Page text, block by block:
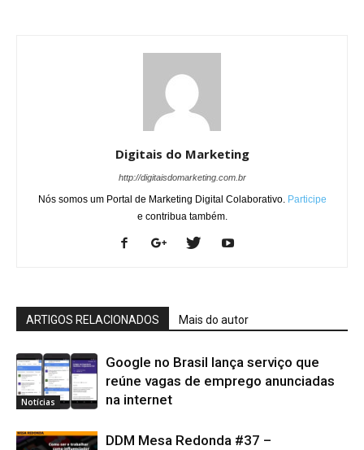
Digitais do Marketing
http://digitaisdomarketing.com.br
Nós somos um Portal de Marketing Digital Colaborativo. Participe
e contribua também.
ARTIGOS RELACIONADOS Mais do autor
Notícias
Google no Brasil lança serviço que
reúne vagas de emprego anunciadas
na internet
DDM Mesa Redonda #37 –